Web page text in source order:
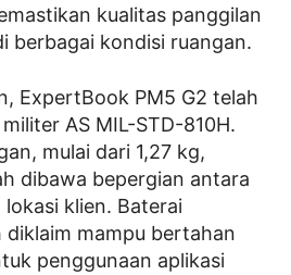
kualitas panggilan
berbagai kondisi ruangan.
ExpertBook PM5 G2 telah
AS MIL-STD-810H.
mulai dari 1,27 kg,
dibawa bepergian antara
klien. Baterai
diklaim mampu bertahan
penggunaan aplikasi